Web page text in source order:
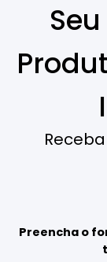
Preencha o